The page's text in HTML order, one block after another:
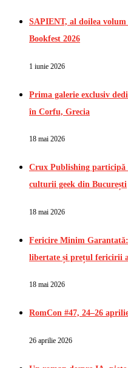
SAPIENT, al doilea volum
Bookfest 2026
1 iunie 2026
Prima galerie exclusiv
în Corfu, Grecia
18 mai 2026
Crux Publishing participă
culturii geek din București
18 mai 2026
Fericire Minim
libertate și prețul fericirii
18 mai 2026
RomCon #47, 24–26
26 aprilie 2026